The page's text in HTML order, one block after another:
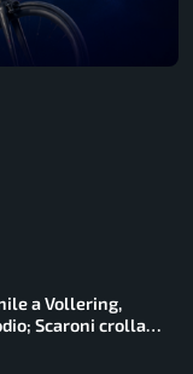
a Vollering,
Scaroni crolla